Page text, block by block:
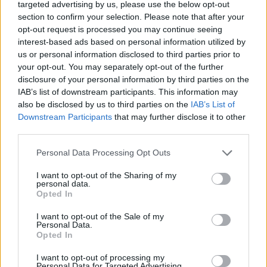
targeted advertising by us, please use the below opt-out
section to confirm your selection. Please note that after your
opt-out request is processed you may continue seeing
interest-based ads based on personal information utilized by
us or personal information disclosed to third parties prior to
your opt-out. You may separately opt-out of the further
disclosure of your personal information by third parties on the
IAB’s list of downstream participants. This information may
also be disclosed by us to third parties on the IAB’s List of
Downstream Participants that may further disclose it to other
Please note that this website/app uses one or more Google
not limited to your visit or usage behaviour. You may click to
grant or deny consent to Google and its third-party tags to
use your data for below specified purposes in below Google
consent section.
Personal Data Processing Opt Outs
I want to opt-out of the Sharing of my
personal data.
Opted In
I want to opt-out of the Sale of my
Personal Data.
Opted In
I want to opt-out of processing my
históricas de la ciudad.